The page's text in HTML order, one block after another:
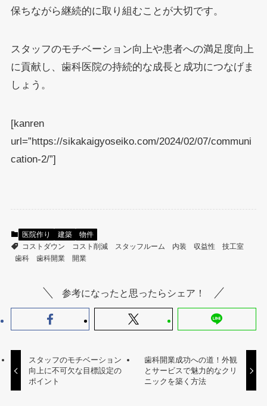
保ちながら継続的に取り組むことが大切です。
スタッフのモチベーション向上や患者への満足度向上
に貢献し、歯科医院の持続的な成長と成功につなげま
しょう。
[kanren
url=”https://sikakaigyoseiko.com/2024/02/07/communi
cation-2/”]
医院作り 建築
物件
コストダウン
コスト削減 スタッフルーム 内装 収益性
技工室
歯科
歯科開業 開業
参考になったと思ったらシェア！
スタッフのモチベーション
向上に不可欠な目標設定の
ポイント
歯科開業成功への道！外観
とサービスで魅力的なクリ
ニックを築く方法